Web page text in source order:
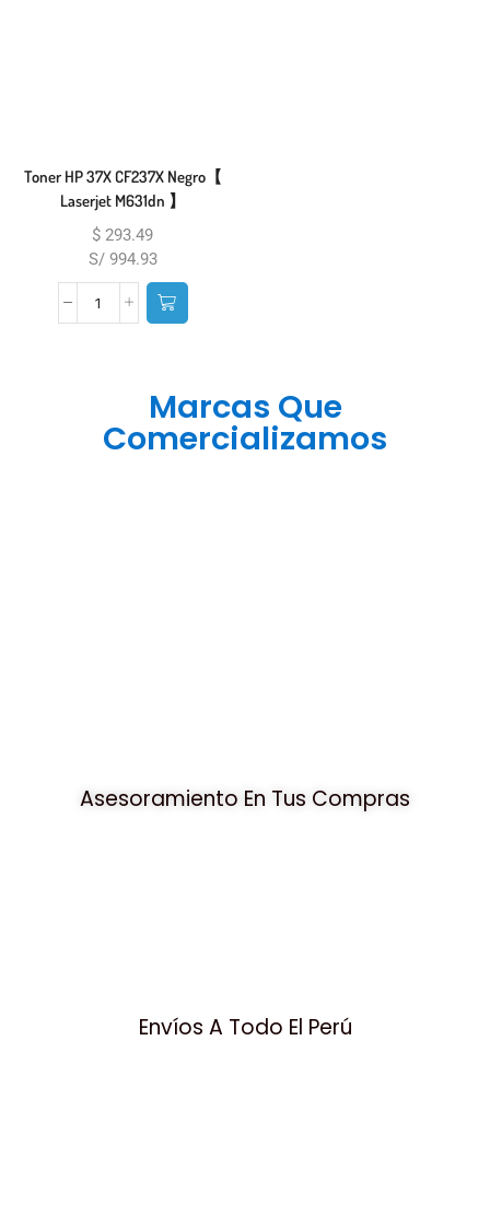
Toner HP 37X CF237X Negro【
Laserjet M631dn 】
$ 293.49
S/ 994.93
Marcas Que
Comercializamos
Asesoramiento En Tus Compras
Envíos A Todo El Perú